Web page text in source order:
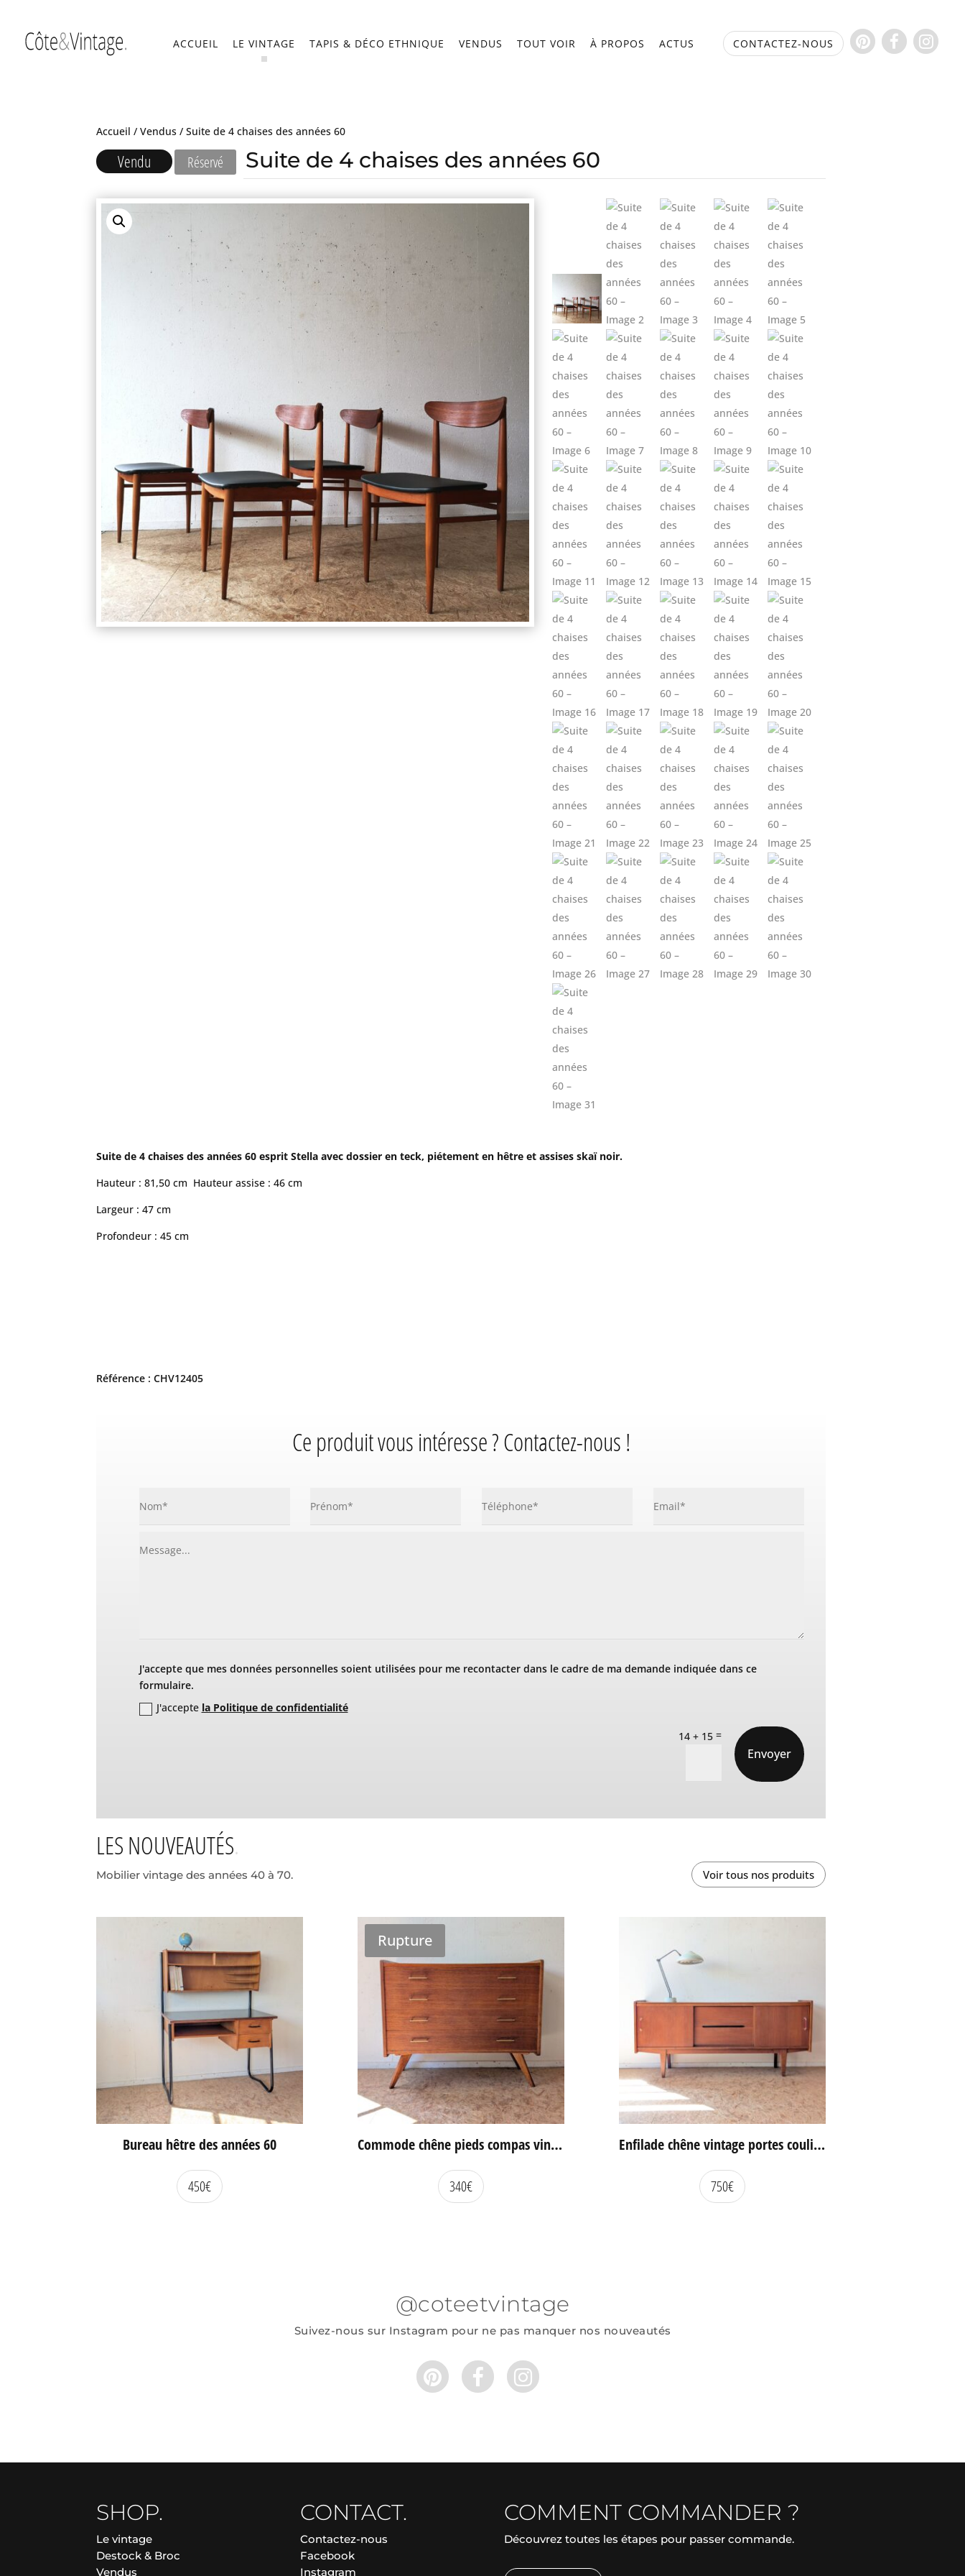
ACCUEIL LE VINTAGE TAPIS & DÉCO ETHNIQUE VENDUS TOUT VOIR À PROPOS ACTUS CONTACTEZ-NOUS
Accueil /Vendus / Suite de 4 chaises des années 60
Vendu Réservé Suite de 4 chaises des années 60
Suite de 4 chaises des années 60 esprit Stella avec dossier en teck, piétement en hêtre et assises skaï noir.
Hauteur : 81,50 cm Hauteur assise : 46 cm
Largeur : 47 cm
Profondeur : 45 cm
Référence : CHV12405
Ce produit vous intéresse ? Contactez-nous !
J'accepte que mes données personnelles soient utilisées pour me recontacter dans le cadre de ma demande indiquée dans ce
formulaire.
J'accepte la Politique de confidentialité
14 + 15 =
Envoyer
LES NOUVEAUTÉS
Mobilier vintage des années 40 à 70. Voir tous nos produits
Bureau hêtre des années 60
450€
Rupture
Commode chêne pieds compas vintage
340€
Enfilade chêne vintage portes coulissantes
750€
@coteetvintage
Suivez-nous sur Instagram pour ne pas manquer nos nouveautés
SHOP.
Le vintage
Destock & Broc
Vendus
CONTACT.
Contactez-nous
Facebook
Instagram
COMMENT COMMANDER ?
Découvrez toutes les étapes pour passer commande.